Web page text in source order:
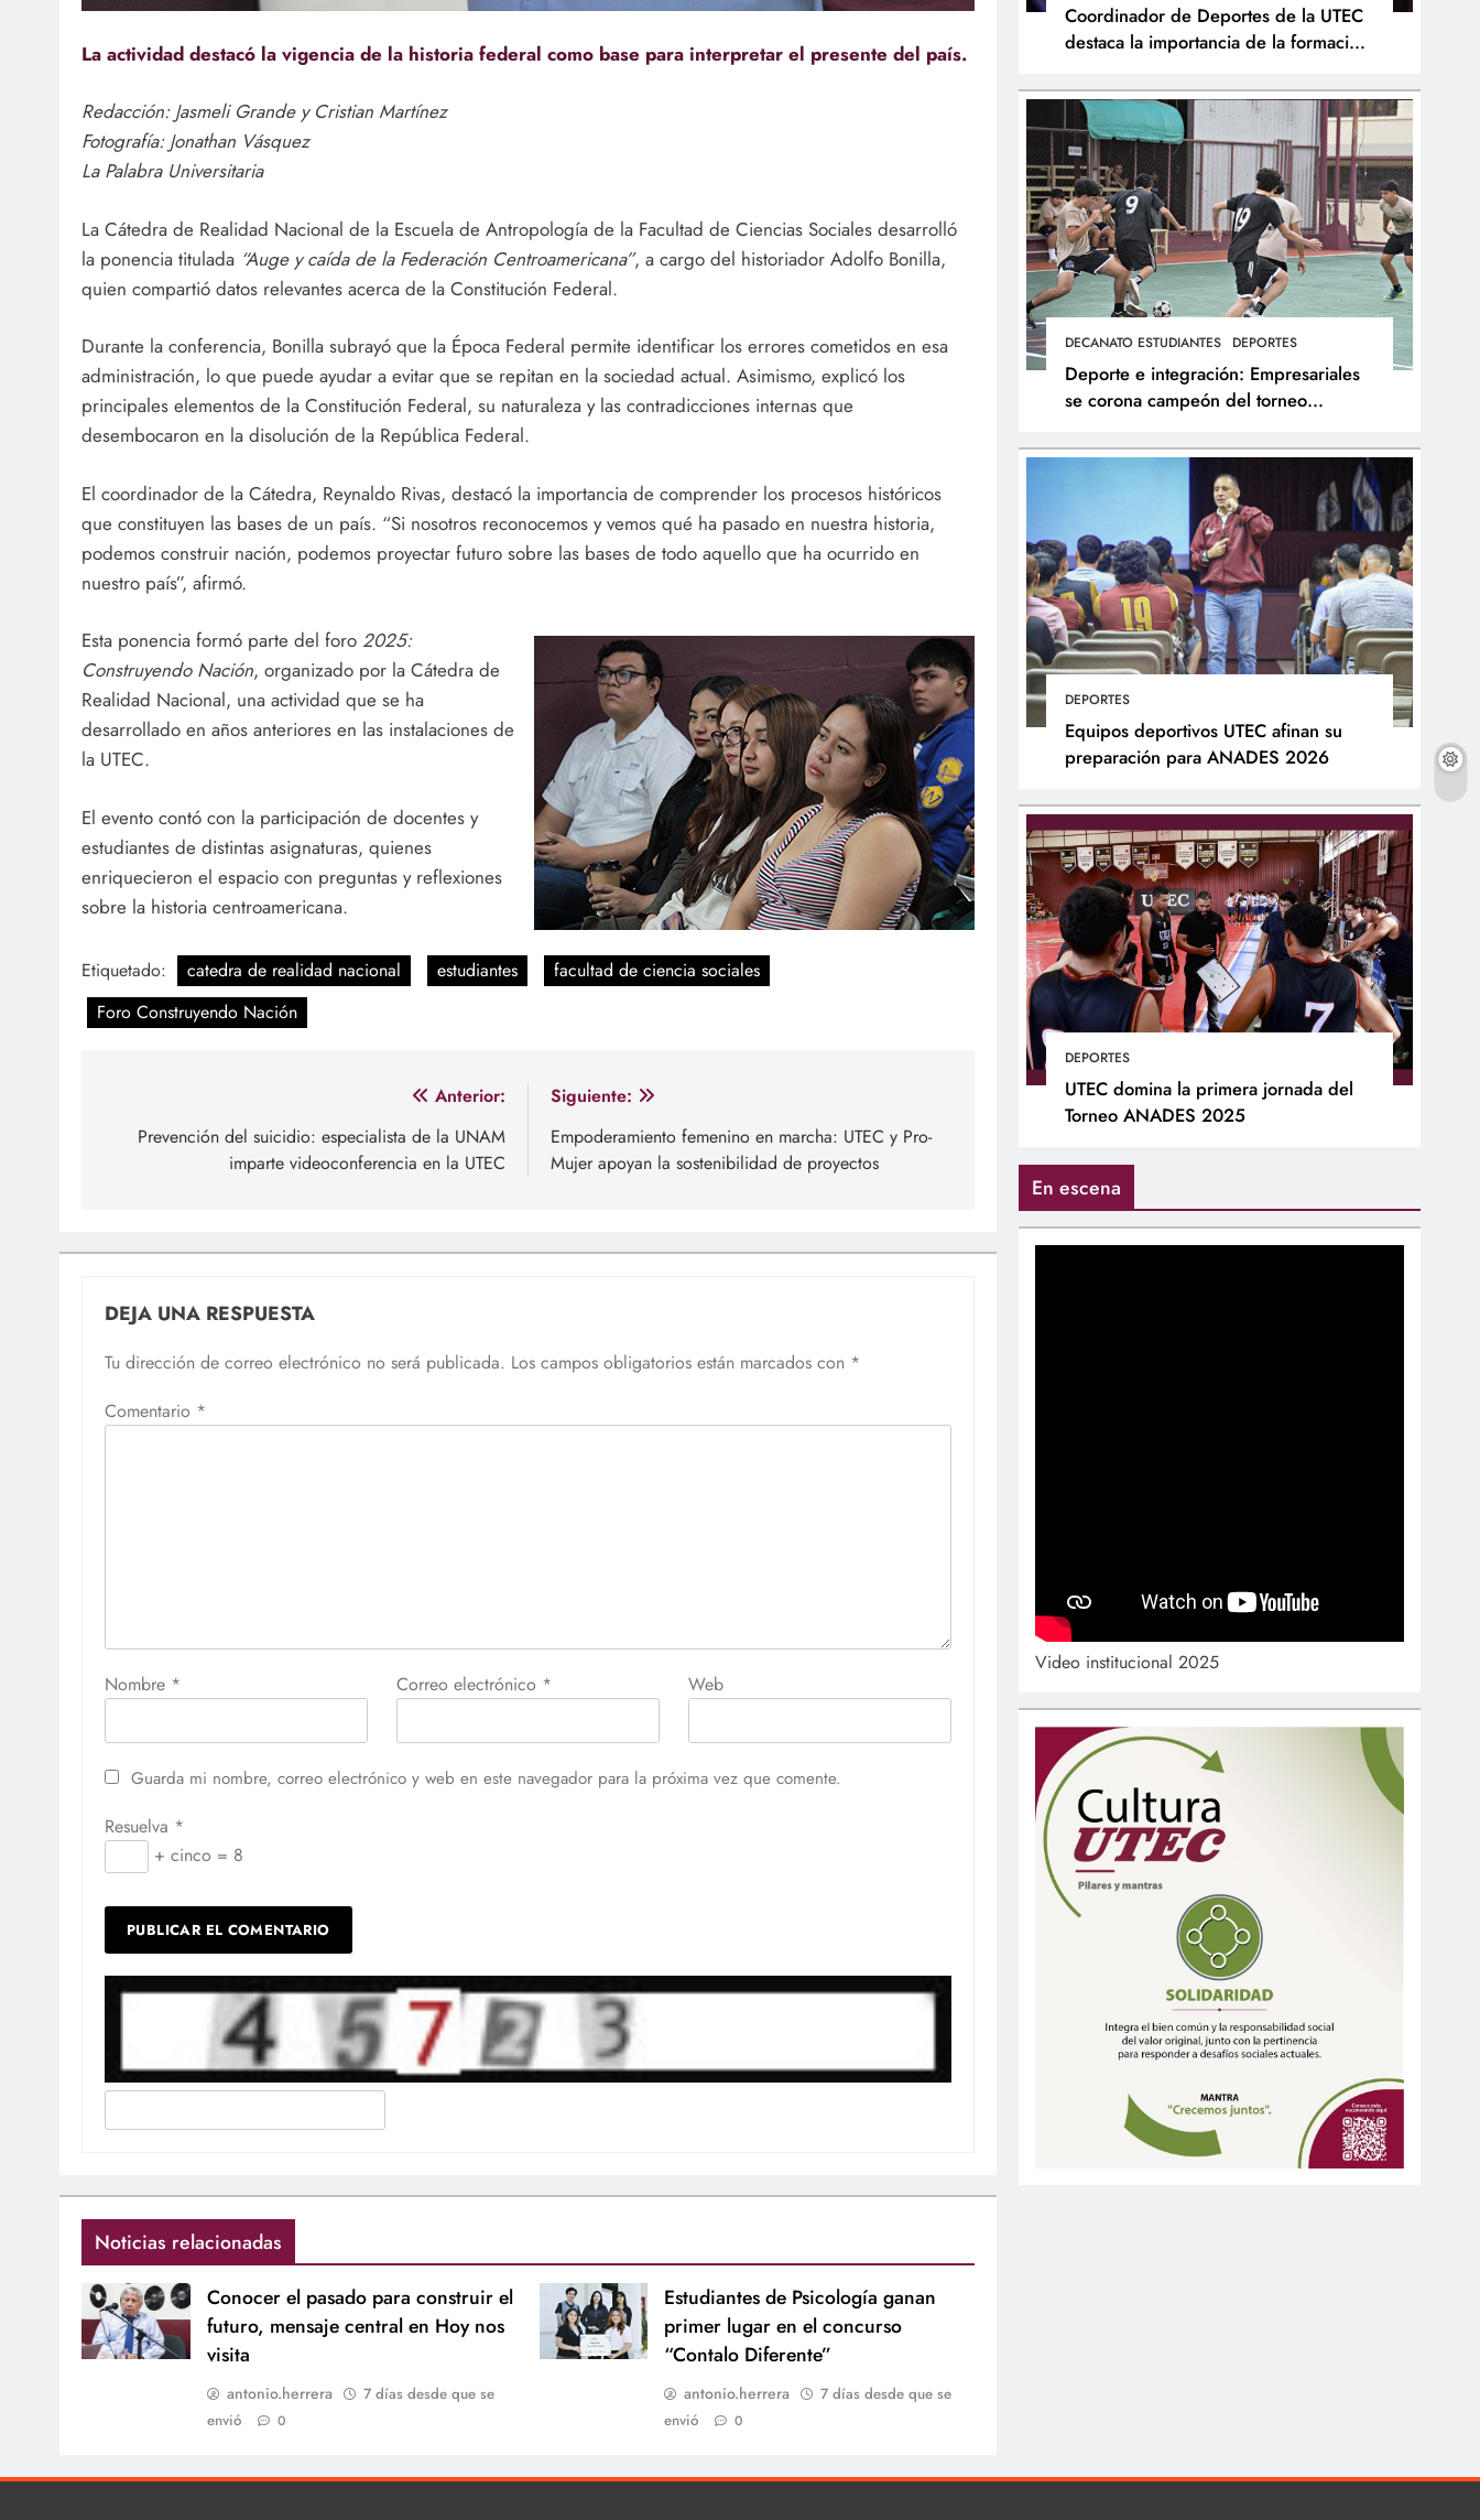
La actividad destacó la vigencia de la historia federal como base para interpretar el presente del país.
Redacción: Jasmeli Grande y Cristian Martínez
Fotografía: Jonathan Vásquez
La Palabra Universitaria
La Cátedra de Realidad Nacional de la Escuela de Antropología de la Facultad de Ciencias Sociales desarrolló
la ponencia titulada “Auge y caída de la Federación Centroamericana”, a cargo del historiador Adolfo Bonilla,
quien compartió datos relevantes acerca de la Constitución Federal.
Durante la conferencia, Bonilla subrayó que la Época Federal permite identificar los errores cometidos en esa
administración, lo que puede ayudar a evitar que se repitan en la sociedad actual. Asimismo, explicó los
principales elementos de la Constitución Federal, su naturaleza y las contradicciones internas que
desembocaron en la disolución de la República Federal.
El coordinador de la Cátedra, Reynaldo Rivas, destacó la importancia de comprender los procesos históricos
que constituyen las bases de un país. “Si nosotros reconocemos y vemos qué ha pasado en nuestra historia,
podemos construir nación, podemos proyectar futuro sobre las bases de todo aquello que ha ocurrido en
nuestro país”, afirmó.
Esta ponencia formó parte del foro 2025:
Construyendo Nación, organizado por la Cátedra de
Realidad Nacional, una actividad que se ha
desarrollado en años anteriores en las instalaciones de
la UTEC.
El evento contó con la participación de docentes y
estudiantes de distintas asignaturas, quienes
enriquecieron el espacio con preguntas y reflexiones
sobre la historia centroamericana.
Etiquetado: catedra de realidad nacional estudiantes
facultad de ciencia sociales
Foro Construyendo Nación
Anterior:
Prevención del suicidio: especialista de la UNAM
imparte videoconferencia en la UTEC
Siguiente:
Empoderamiento femenino en marcha: UTEC y Pro-
Mujer apoyan la sostenibilidad de proyectos
DEJA UNA RESPUESTA
Tu dirección de correo electrónico no será publicada. Los campos obligatorios están marcados con *
Comentario *
Nombre * Correo electrónico * Web
Guarda mi nombre, correo electrónico y web en este navegador para la próxima vez que comente.
Resuelva *
+ cinco = 8
Noticias relacionadas
Conocer el pasado para construir el
futuro, mensaje central en Hoy nos
visita
antonio.herrera
7 días desde que se
envió
0
Estudiantes de Psicología ganan
primer lugar en el concurso
“Contalo Diferente”
antonio.herrera
7 días desde que se
envió
0
Coordinador de Deportes de la UTEC
destaca la importancia de la formación
DECANATO ESTUDIANTES DEPORTES
Deporte e integración: Empresariales
se corona campeón del torneo
DEPORTES
Equipos deportivos UTEC afinan su
preparación para ANADES 2026
DEPORTES
UTEC domina la primera jornada del
Torneo ANADES 2025
En escena
Video institucional 2025